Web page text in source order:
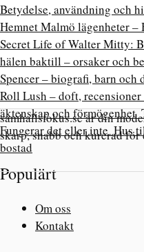
Betydelse, användning och
Hemnet Malmö lägenheter
Secret Life of Walter Mitty:
hälen baktill – orsaker och
Spencer – biografi, barn och
Roll Lush – doft,
äktenskap och förmögenhet
Fungerar det eller inte Hus
bostad
samhallsfokus.se är din
skarp, snabb och kurerad
Populärt
Om oss
Kontakt